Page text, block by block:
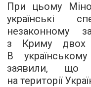
При цьому
українські
незаконному
з Криму двох
В
заявили, що
на території